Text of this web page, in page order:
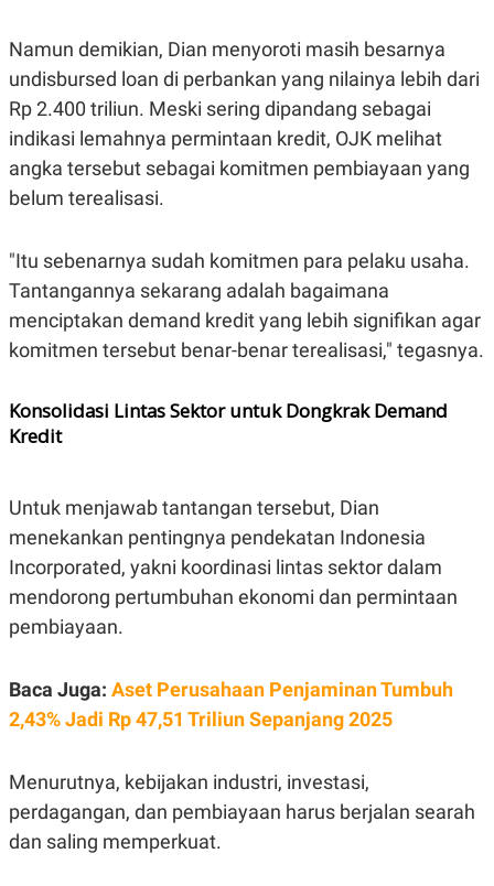
E
M
S
E
I
D
A
N
G
N
N
C
E
T
I
N
E
A
M
I
T
E
E
P
R
A
D
T
I
S
N
G
K
G
D
A
D
Namun demikian, Dian menyoroti masih besarnya
undisbursed loan di perbankan yang nilainya lebih dari
Rp 2.400 triliun. Meski sering dipandang sebagai
indikasi lemahnya permintaan kredit, OJK melihat
angka tersebut sebagai komitmen pembiayaan yang
belum terealisasi.
"Itu sebenarnya sudah komitmen para pelaku usaha.
Tantangannya sekarang adalah bagaimana
menciptakan demand kredit yang lebih signifikan agar
komitmen tersebut benar-benar terealisasi," tegasnya.
Konsolidasi Lintas Sektor untuk Dongkrak Demand
Kredit
Untuk menjawab tantangan tersebut, Dian
menekankan pentingnya pendekatan Indonesia
Incorporated, yakni koordinasi lintas sektor dalam
mendorong pertumbuhan ekonomi dan permintaan
pembiayaan.
Baca Juga: Aset Perusahaan Penjaminan Tumbuh
2,43% Jadi Rp 47,51 Triliun Sepanjang 2025
Menurutnya, kebijakan industri, investasi,
perdagangan, dan pembiayaan harus berjalan searah
dan saling memperkuat.